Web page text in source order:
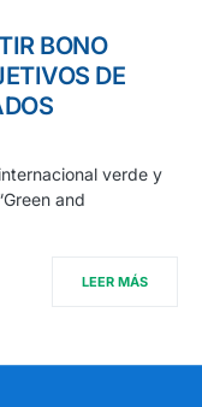
BONO
DE
verde y
and
LEER MÁS